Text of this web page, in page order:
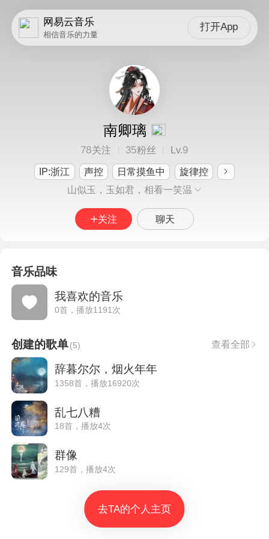
网易云音乐
相信音乐的力量
打开App
南卿璃
78关注 35粉丝 Lv.9
IP:浙江 声控 日常摸鱼中
旋律控
山似玉，玉如君，相看一笑温
关注 聊天
音乐品味
我喜欢的音乐
0首，播放1191次
创建的歌单(5) 查看全部
辞暮尔尔，烟火年年
1358首，播放16920次
乱七八糟
18首，播放4次
群像
129首，播放4次
去TA的个人主页